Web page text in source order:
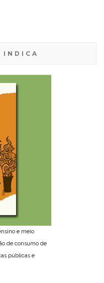
INDICA
e meio
de consumo de
públicas e